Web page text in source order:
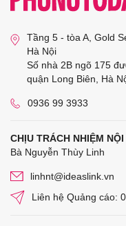
Tầng 5 - tòa A, Gold
Hà Nội
Số nhà 2B ngõ 175
quận Long Biên, Hà
0936 99 3933
CHỊU TRÁCH NHIỆM NỘI
Bà Nguyễn Thùy Linh
linhnt@ideaslink.vn
Liên hệ Quảng cáo: